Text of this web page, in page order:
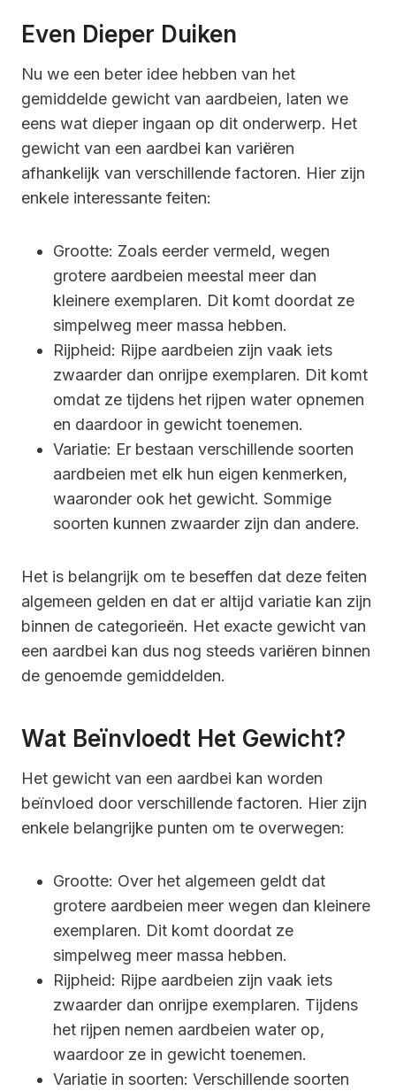
Even Dieper Duiken
Nu we een beter idee hebben van het
gemiddelde gewicht van aardbeien, laten we
eens wat dieper ingaan op dit onderwerp. Het
gewicht van een aardbei kan variëren
afhankelijk van verschillende factoren. Hier zijn
enkele interessante feiten:
Grootte: Zoals eerder vermeld, wegen
grotere aardbeien meestal meer dan
kleinere exemplaren. Dit komt doordat ze
simpelweg meer massa hebben.
Rijpheid: Rijpe aardbeien zijn vaak iets
zwaarder dan onrijpe exemplaren. Dit komt
omdat ze tijdens het rijpen water opnemen
en daardoor in gewicht toenemen.
Variatie: Er bestaan verschillende soorten
aardbeien met elk hun eigen kenmerken,
waaronder ook het gewicht. Sommige
soorten kunnen zwaarder zijn dan andere.
Het is belangrijk om te beseffen dat deze feiten
algemeen gelden en dat er altijd variatie kan zijn
binnen de categorieën. Het exacte gewicht van
een aardbei kan dus nog steeds variëren binnen
de genoemde gemiddelden.
Wat Beïnvloedt Het Gewicht?
Het gewicht van een aardbei kan worden
beïnvloed door verschillende factoren. Hier zijn
enkele belangrijke punten om te overwegen:
Grootte: Over het algemeen geldt dat
grotere aardbeien meer wegen dan kleinere
exemplaren. Dit komt doordat ze
simpelweg meer massa hebben.
Rijpheid: Rijpe aardbeien zijn vaak iets
zwaarder dan onrijpe exemplaren. Tijdens
het rijpen nemen aardbeien water op,
waardoor ze in gewicht toenemen.
Variatie in soorten: Verschillende soorten